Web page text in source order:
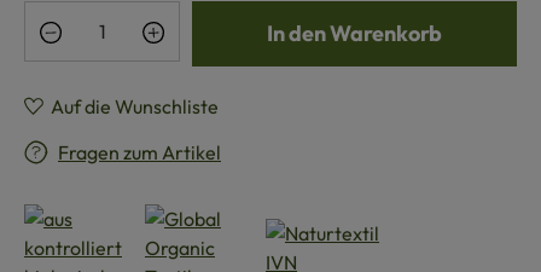
Produkt Anzahl: Gib den gewünschten
In den Warenkorb
Auf die Wunschliste
Fragen zum Artikel